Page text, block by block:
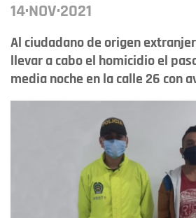
14·NOV·2021
Al ciudadano de origen
llevar a cabo el homicidio el
media noche en la calle 26 con